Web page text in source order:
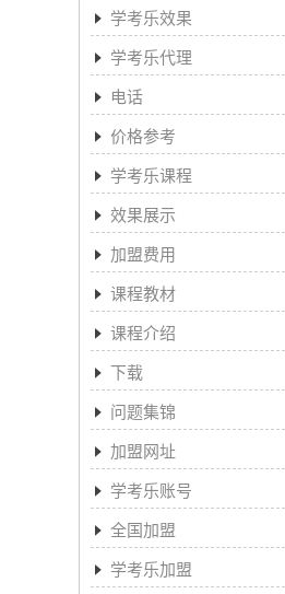
学考乐效果
学考乐代理
电话
价格参考
学考乐课程
效果展示
加盟费用
课程教材
课程介绍
下载
问题集锦
加盟网址
学考乐账号
全国加盟
学考乐加盟